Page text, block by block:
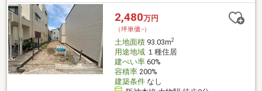
2,480万円
（坪単価:-）
土地面積93.03m2
用途地域１種住居
建ぺい率60%
容積率200%
建築条件なし